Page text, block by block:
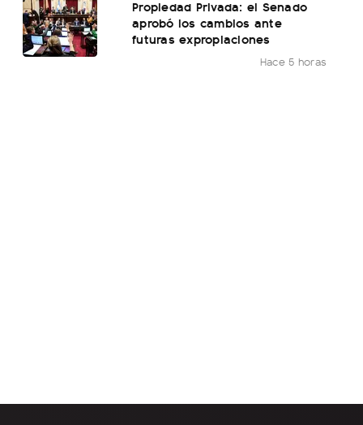
Propiedad Privada: el Senado
aprobó los cambios ante
futuras expropiaciones
Hace 5 horas